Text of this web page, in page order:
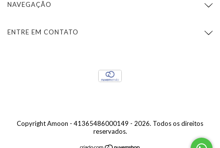
NAVEGAÇÃO
ENTRE EM CONTATO
Copyright Amoon - 41365486000149 - 2026. Todos os direitos
reservados.